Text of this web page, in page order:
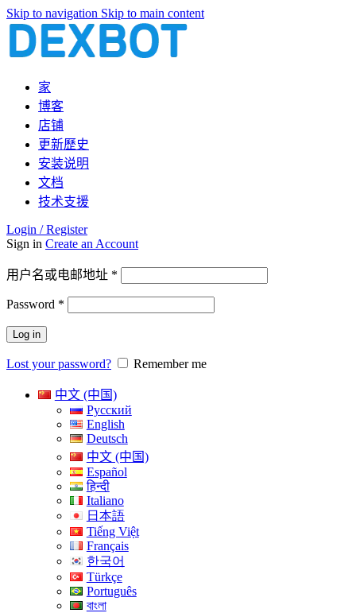
Skip to navigation Skip to main content
家
博客
店铺
更新歷史
安装说明
文档
技术支援
Login / Register
Sign in Create an Account
用户名或电邮地址 *
Password *
Log in
Lost your password? Remember me
中文 (中国)
Русский
English
Deutsch
中文 (中国)
Español
हिन्दी
Italiano
日本語
Tiếng Việt
Français
한국어
Türkçe
Português
বাংলা